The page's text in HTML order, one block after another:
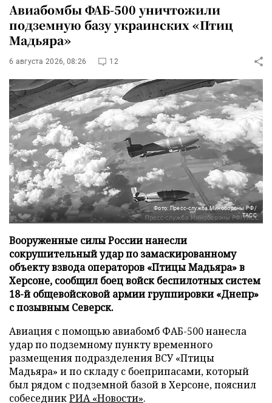
Авиабомбы ФАБ-500 уничтожили
подземную базу украинских «Птиц
Мадьяра»
6 августа 2026, 08:26 12
Фото: Пресс-служба Минобороны РФ/
ТАСС
Вооруженные силы России нанесли
сокрушительный удар по замаскированному
объекту взвода операторов «Птицы Мадьяра» в
Херсоне, сообщил боец войск беспилотных систем
18-й общевойсковой армии группировки «Днепр»
с позывным Северск.
Авиация с помощью авиабомб ФАБ-500 нанесла
удар по подземному пункту временного
размещения подразделения ВСУ «Птицы
Мадьяра» и по складу с боеприпасами, который
был рядом с подземной базой в Херсоне, пояснил
собеседникРИА «Новости».